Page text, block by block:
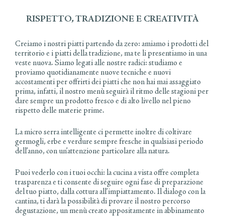
RISPETTO, TRADIZIONE E CREATIVITÀ
Creiamo i nostri piatti partendo da zero: amiamo i prodotti del
territorio e i piatti della tradizione, ma te li presentiamo in una
veste nuova. Siamo legati alle nostre radici: studiamo e
proviamo quotidianamente nuove tecniche e nuovi
accostamenti per offrirti dei piatti che non hai mai assaggiato
prima, infatti, il nostro menù seguirà il ritmo delle stagioni per
dare sempre un prodotto fresco e di alto livello nel pieno
rispetto delle materie prime.
La micro serra intelligente ci permette inoltre di coltivare
germogli, erbe e verdure sempre fresche in qualsiasi periodo
dell’anno, con un’attenzione particolare alla natura.
Puoi vederlo con i tuoi occhi: la cucina a vista offre completa
trasparenza e ti consente di seguire ogni fase di preparazione
del tuo piatto, dalla cottura all’impiattamento. Il dialogo con la
cantina, ti darà la possibilità di provare il nostro percorso
degustazione, un menù creato appositamente in abbinamento